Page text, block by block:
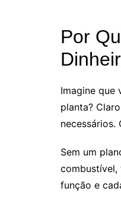
Por
Imagine que
planta?
necessários.
Sem um
combustível,
função e